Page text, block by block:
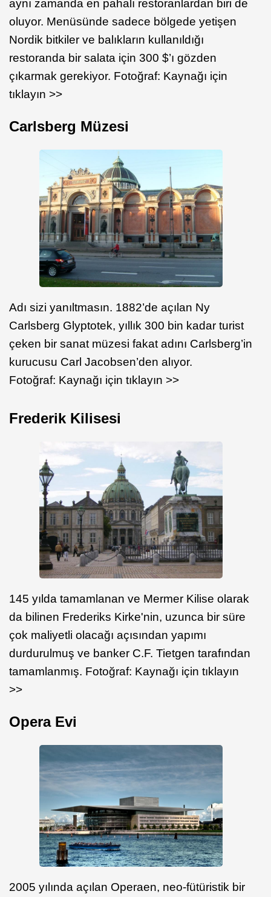
aynı zamanda en pahalı restoranlardan biri de
oluyor. Menüsünde sadece bölgede yetişen
Nordik bitkiler ve balıkların kullanıldığı
restoranda bir salata için 300 $’ı gözden
çıkarmak gerekiyor. Fotoğraf: Kaynağı için
tıklayın >>
Carlsberg Müzesi
Adı sizi yanıltmasın. 1882’de açılan Ny
Carlsberg Glyptotek, yıllık 300 bin kadar turist
çeken bir sanat müzesi fakat adını Carlsberg’in
kurucusu Carl Jacobsen’den alıyor.
Fotoğraf: Kaynağı için tıklayın >>
Frederik Kilisesi
145 yılda tamamlanan ve Mermer Kilise olarak
da bilinen Frederiks Kirke'nin, uzunca bir süre
çok maliyetli olacağı açısından yapımı
durdurulmuş ve banker C.F. Tietgen tarafından
tamamlanmış. Fotoğraf: Kaynağı için tıklayın
>>
Opera Evi
2005 yılında açılan Operaen, neo-fütüristik bir